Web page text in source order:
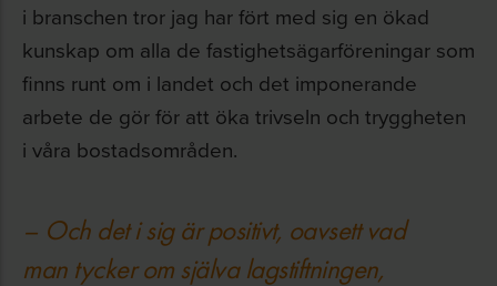
i branschen tror jag har fört med sig en ökad
kunskap om alla de fastighetsägarföreningar som
finns runt om i landet och det imponerande
arbete de gör för att öka trivseln och tryggheten
i våra bostadsområden.
– Och det i sig är positivt, oavsett vad
man tycker om själva lagstiftningen,